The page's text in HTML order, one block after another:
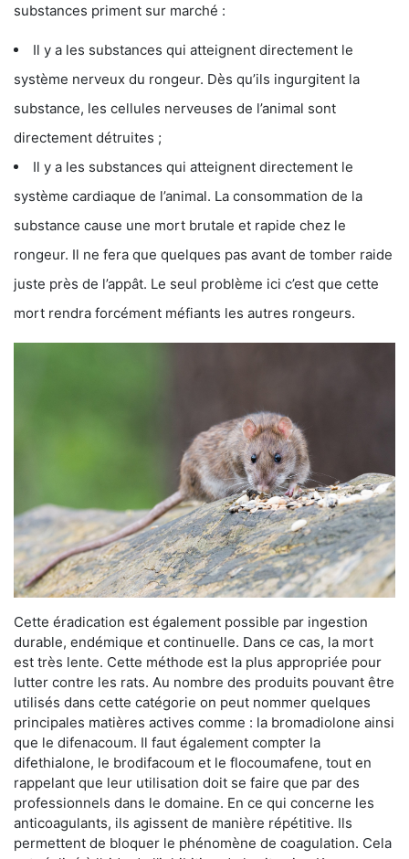
substances priment sur marché :
Il y a les substances qui atteignent directement le
système nerveux du rongeur. Dès qu’ils ingurgitent la
substance, les cellules nerveuses de l’animal sont
directement détruites ;
Il y a les substances qui atteignent directement le
système cardiaque de l’animal. La consommation de la
substance cause une mort brutale et rapide chez le
rongeur. Il ne fera que quelques pas avant de tomber raide
juste près de l’appât. Le seul problème ici c’est que cette
mort rendra forcément méfiants les autres rongeurs.
Cette éradication est également possible par ingestion
durable, endémique et continuelle. Dans ce cas, la mort
est très lente. Cette méthode est la plus appropriée pour
lutter contre les rats. Au nombre des produits pouvant être
utilisés dans cette catégorie on peut nommer quelques
principales matières actives comme : la bromadiolone ainsi
que le difenacoum. Il faut également compter la
difethialone, le brodifacoum et le flocoumafene, tout en
rappelant que leur utilisation doit se faire que par des
professionnels dans le domaine. En ce qui concerne les
anticoagulants, ils agissent de manière répétitive. Ils
permettent de bloquer le phénomène de coagulation. Cela